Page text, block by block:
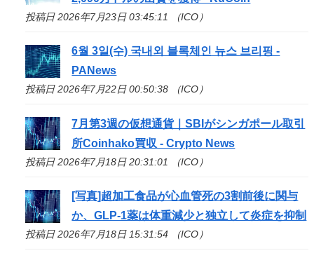
投稿日 2026年7月23日 03:45:11 （ICO）
6월 3일(수) 국내외 블록체인 뉴스 브리핑 -
PANews
投稿日 2026年7月22日 00:50:38 （ICO）
7月第3週の仮想通貨｜SBIがシンガポール取引
所Coinhako買収 - Crypto News
投稿日 2026年7月18日 20:31:01 （ICO）
[写真]超加工食品が心血管死の3割前後に関与
か、GLP-1薬は体重減少と独立して炎症を抑制
投稿日 2026年7月18日 15:31:54 （ICO）